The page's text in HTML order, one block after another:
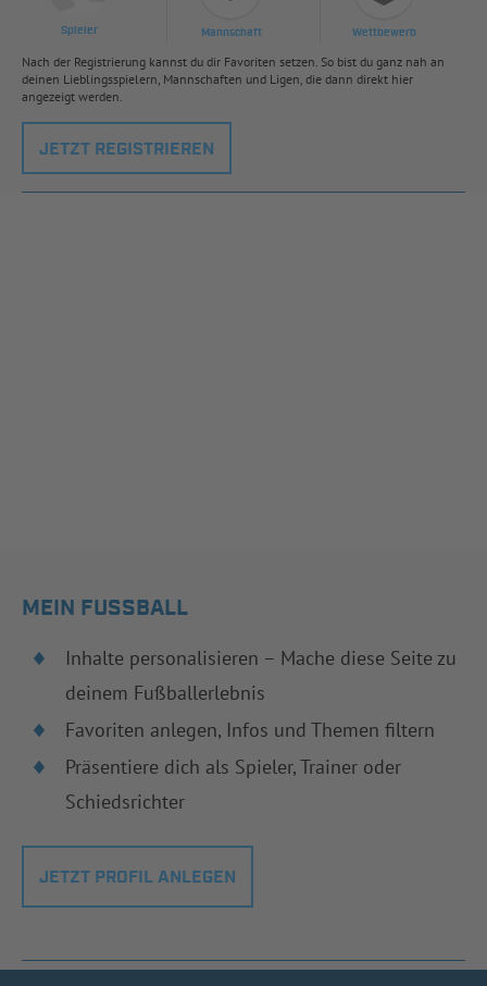
Spieler Mannschaft Wettbewerb
Nach der Registrierung kannst du dir Favoriten setzen. So bist du ganz nah an
deinen Lieblingsspielern, Mannschaften und Ligen, die dann direkt hier
angezeigt werden.
JETZT REGISTRIEREN
MEIN FUSSBALL
Inhalte personalisieren – Mache diese Seite zu
deinem Fußballerlebnis
Favoriten anlegen, Infos und Themen filtern
Präsentiere dich als Spieler, Trainer oder
Schiedsrichter
JETZT PROFIL ANLEGEN